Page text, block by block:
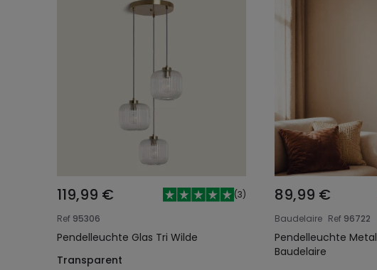
119,99 € (3)
Ref 95306
Pendelleuchte Glas Tri Wilde
Transparent
89,99 €
Baudelaire Ref 96722
Pendelleuchte
Baudelaire